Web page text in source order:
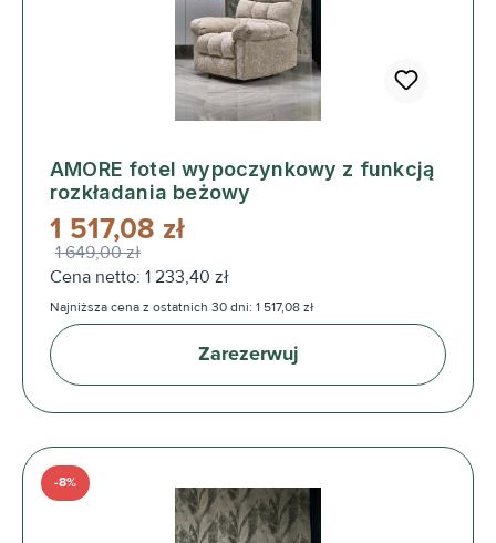
AMORE fotel wypoczynkowy z funkcją
rozkładania beżowy
1 517,08 zł
1 649,00 zł
Cena netto: 1 233,40 zł
Najniższa cena z ostatnich 30 dni: 1 517,08 zł
Zarezerwuj
-8%